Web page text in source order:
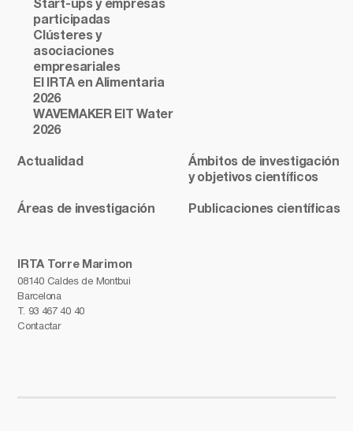
IRTA Torre Marimon
08140 Caldes de Montbui
Barcelona
T. 93 467 40 40
Contactar
Start-ups y empresas
participadas
Clústeres y
asociaciones
empresariales
El IRTA en Alimentaria
2026
WAVEMAKER EIT Water
2026
Actualidad
Ámbitos de investigación
y objetivos científicos
Áreas de investigación Publicaciones científicas